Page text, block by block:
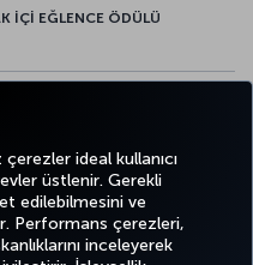
ideal kullanıcı
üstlenir. Gerekli
edilebilmesini ve
Performans çerezleri,
inceleyerek
İÇİ EĞLENCE ÖDÜLÜ
TiktokBlogPinterest